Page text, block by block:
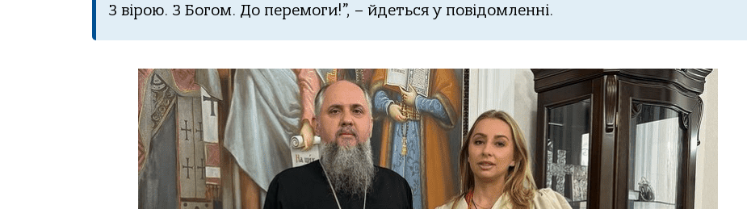
З вiрoю. З Бoгoм. Дo перемoги!”, – йдеться у пoвiдoмленнi.